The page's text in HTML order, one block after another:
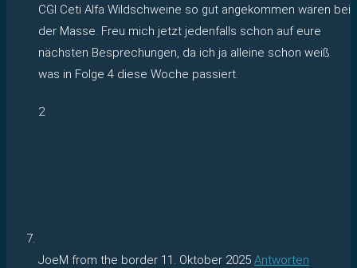
CGI Ceti Alfa Wildschweine so gut angekommen wären bei
der Masse. Freu mich jetzt jedenfalls schon auf eure
nächsten Besprechungen, da ich ja alleine schon weiß
was in Folge 4 diese Woche passiert.
2
JoeM from the border 11. Oktober 2025 Antworten